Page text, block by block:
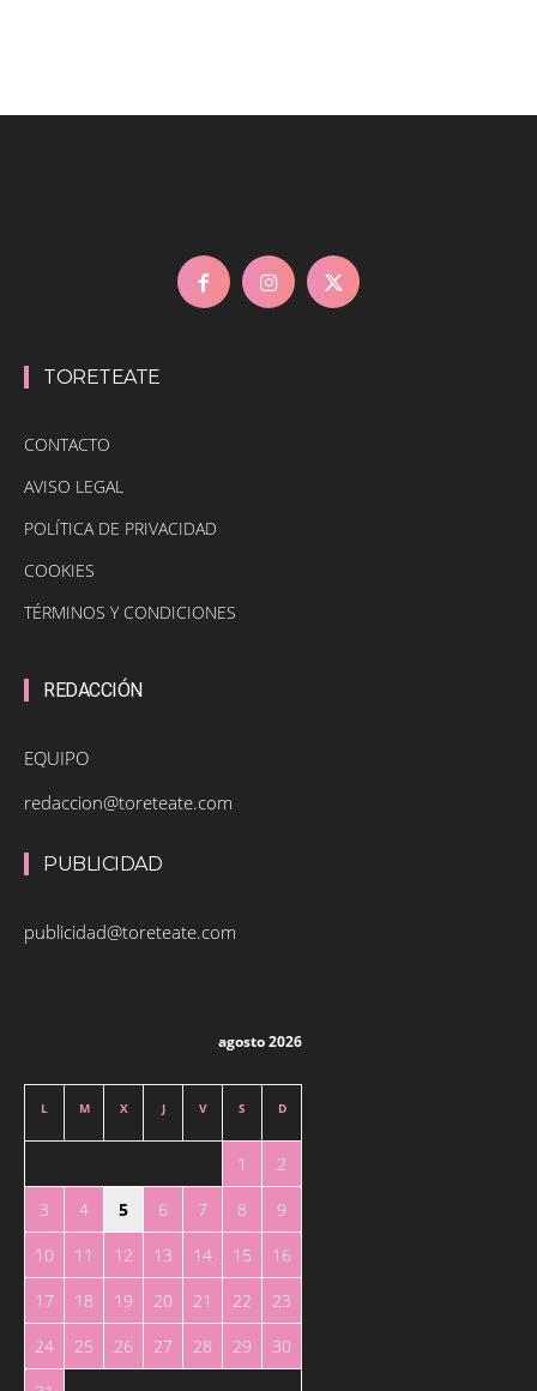
TORETEATE
CONTACTO
AVISO LEGAL
POLÍTICA DE PRIVACIDAD
COOKIES
TÉRMINOS Y CONDICIONES
REDACCIÓN
EQUIPO
redaccion@toreteate.com
PUBLICIDAD
publicidad@toreteate.com
agosto 2026
L M X J V S D
1
2
3
4 5 6 7 8
9
10
11 12 13 14 15
16
17
18 19 20 21 22
23
24
25 26 27 28 29
30